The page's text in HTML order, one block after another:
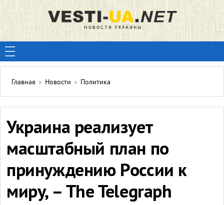
Главная » Новости » Политика
Украина реализует
масштабный план по
принуждению России к
миру, – The Telegraph